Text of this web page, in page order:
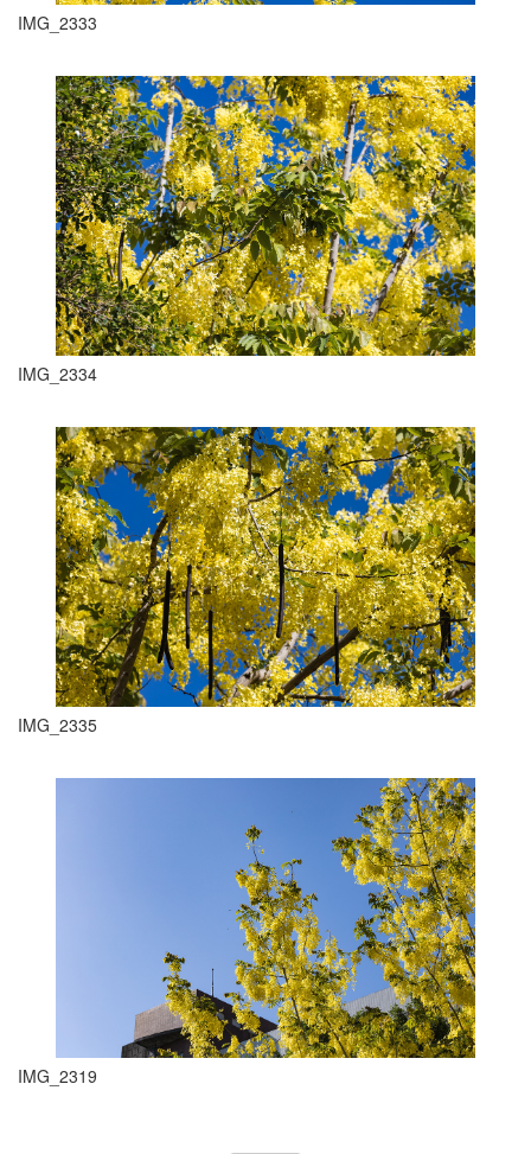
IMG_2333
IMG_2334
IMG_2335
IMG_2319